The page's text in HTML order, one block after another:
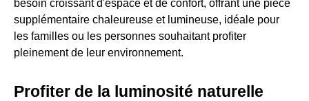
besoin croissant d'espace et de confort, offrant une pièce
supplémentaire chaleureuse et lumineuse, idéale pour
les familles ou les personnes souhaitant profiter
pleinement de leur environnement.
Profiter de la luminosité naturelle